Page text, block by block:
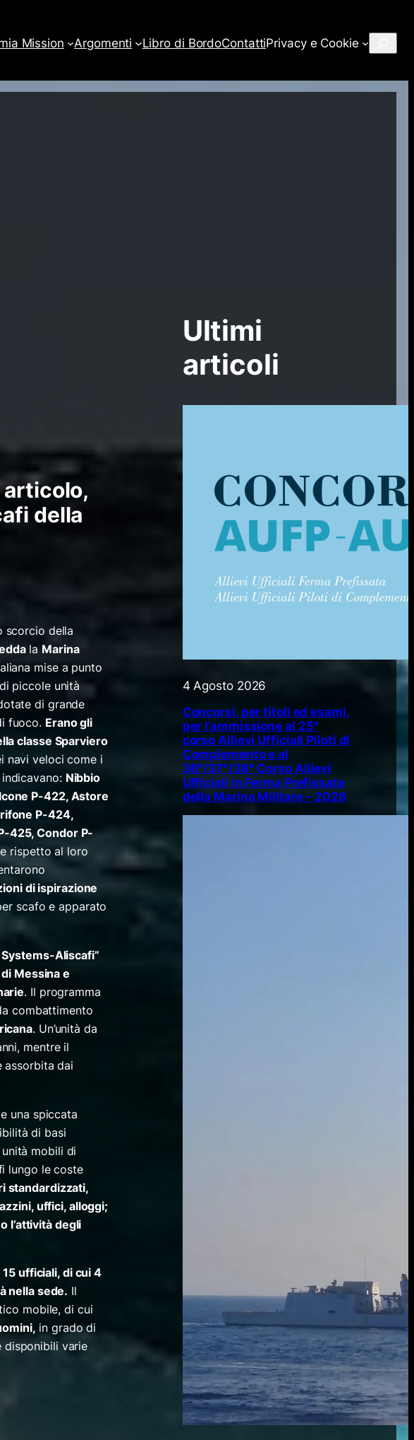
Mission Argomenti Libro di BordoContattiPrivacy e Cookie
della
scorcio della
la Marina
mise a punto
piccole unità
di grande
fuoco. Erano gli
classe Sparviero
navi veloci come i
Nibbio
P-422, Astore
P-424,
425, Condor P-
rispetto al loro
di ispirazione
scafo e apparato
Aliscafi”
Messina e
. Il programma
combattimento
. Un’unità da
mentre il
assorbita dai
una spiccata
di basi
mobili di
lungo le coste
standardizzati,
uffici, alloggi;
l’attività degli
ufficiali, di cui 4
nella sede. Il
mobile, di cui
in grado di
disponibili varie
Ultimi
articoli
4 Agosto 2026
Concorsi, per titoli ed esami,
per l’ammissione al 25°
corso Allievi Ufficiali Piloti di
Complemento e al
36°/37°/38° Corso Allievi
Ufficiali in Ferma Prefissata
della Marina Militare – 2026